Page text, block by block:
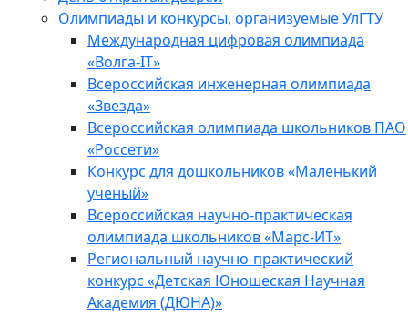
Олимпиады и конкурсы, организуемые УлГТУ
Международная цифровая олимпиада
«Волга-IT»
Всероссийская инженерная олимпиада
«Звезда»
Всероссийская олимпиада школьников ПАО
«Россети»
Конкурс для дошкольников «Маленький
ученый»
Всероссийская научно-практическая
олимпиада школьников «Марс-ИТ»
Региональный научно-практический
конкурс «Детская Юношеская Научная
Академия (ДЮНА)»